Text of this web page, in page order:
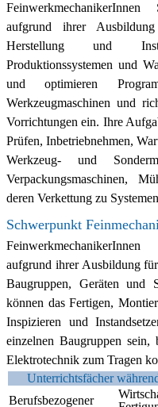
aufgrund ihrer
Herstellung und
Produktionssystemen und
und optimieren
Werkzeugmaschinen und
Vorrichtungen ein. Ihre
Prüfen, Inbetriebnehmen,
Werkzeug- und
Verpackungsmaschinen,
deren Verkettung zu
Schwerpunkt
aufgrund ihrer Ausbildung
Baugruppen, Geräten und
können das Fertigen,
Inspizieren und
einzelnen Baugruppen
Elektrotechnik zum Tragen
Unterrichtsfächer
Berufsbezogener